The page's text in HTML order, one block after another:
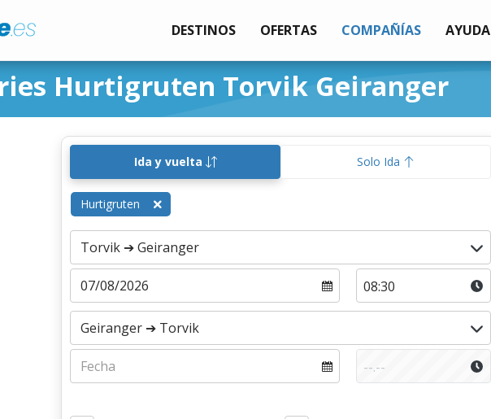
DESTINOS OFERTAS COMPAÑÍAS AYUDA
Hurtigruten Torvik Geiranger
Ida y vuelta Solo Ida
Hurtigruten